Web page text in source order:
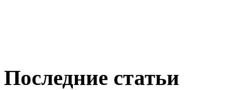
Последние статьи